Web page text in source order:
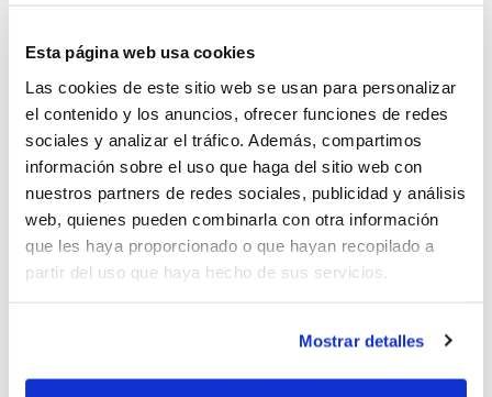
Esta página web usa cookies
Las cookies de este sitio web se usan para personalizar
el contenido y los anuncios, ofrecer funciones de redes
sociales y analizar el tráfico. Además, compartimos
información sobre el uso que haga del sitio web con
nuestros partners de redes sociales, publicidad y análisis
web, quienes pueden combinarla con otra información
que les haya proporcionado o que hayan recopilado a
partir del uso que haya hecho de sus servicios.
Mostrar detalles
uno de los fundadores del actual CB Castellón.
Juan García Gualdedicó buena parte de su vida al
baloncesto, trabajando sobre todo para el impulso del
baloncesto femenino. No en vano, fue uno de los
fundadores del actual Club Baloncesto Castellón.
Además, fue miembro de la Junta Directiva de la FBCV
durante la década de los 90.